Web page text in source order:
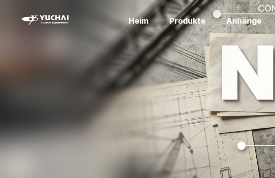
Heim Produkte Anhänge